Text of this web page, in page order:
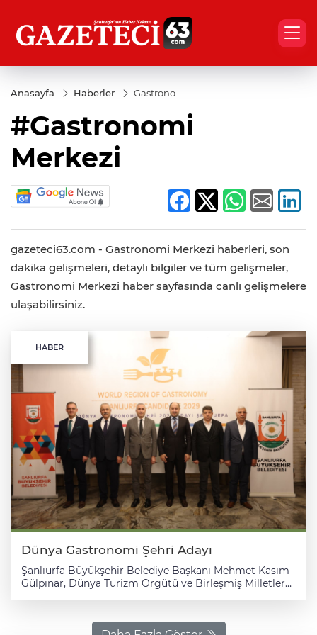
Anasayfa Haberler
Gastronomi
#Gastronomi
Merkezi
gazeteci63.com - Gastronomi Merkezi haberleri, son
dakika gelişmeleri, detaylı bilgiler ve tüm gelişmeler,
Gastronomi Merkezi haber sayfasında canlı gelişmelere
ulaşabilirsiniz.
HABER
Dünya Gastronomi Şehri Adayı
Şanlıurfa Büyükşehir Belediye Başkanı Mehmet Kasım
Gülpınar, Dünya Turizm Örgütü ve Birleşmiş Milletler
Sanat ve Turizm Enstitüsü (IGCAT) tarafından